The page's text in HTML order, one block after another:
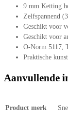
9 mm Ketting
Zelfspannend
Geschikt voor
Geschikt voor
O-Norm 5117,
Praktische
Aanvullende
Product merk